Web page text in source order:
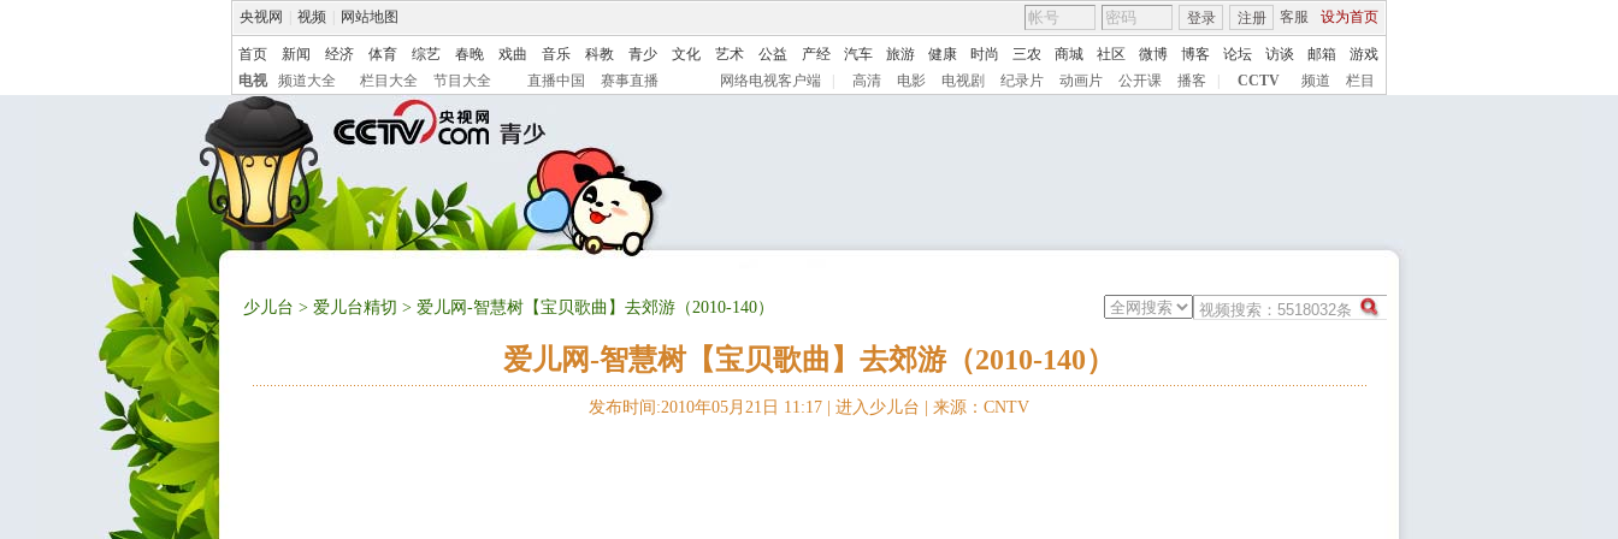
央视网 视频 网站地图 客服 设为首页
登录 注册
首页 新闻 经济 体育 综艺 春晚 戏曲 音乐 科教 青少 文化 艺术 公益 产经 汽车 旅游 健康 时尚 三农 商城 社区 微博 博客 论坛 访谈 邮箱
游戏
电视
频道大全 栏目大全 节目大全 直播中国 赛事直播 网络电视客户端 高清 电影 电视剧 纪录片 动画片 公开课 播客 CCTV 频道 栏目
少儿台 > 爱儿台精切 > 爱儿网-智慧树【宝贝歌曲】去郊游（2010-140）
爱儿网-智慧树【宝贝歌曲】去郊游（2010-140）
发布时间:2010年05月21日 11:17 | 进入少儿台 来源：CNTV